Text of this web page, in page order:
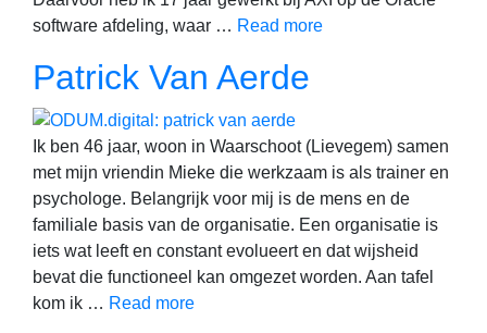
software afdeling, waar … Read more
Patrick Van Aerde
Ik ben 46 jaar, woon in Waarschoot (Lievegem) samen
met mijn vriendin Mieke die werkzaam is als trainer en
psychologe. Belangrijk voor mij is de mens en de
familiale basis van de organisatie. Een organisatie is
iets wat leeft en constant evolueert en dat wijsheid
bevat die functioneel kan omgezet worden. Aan tafel
kom ik … Read more